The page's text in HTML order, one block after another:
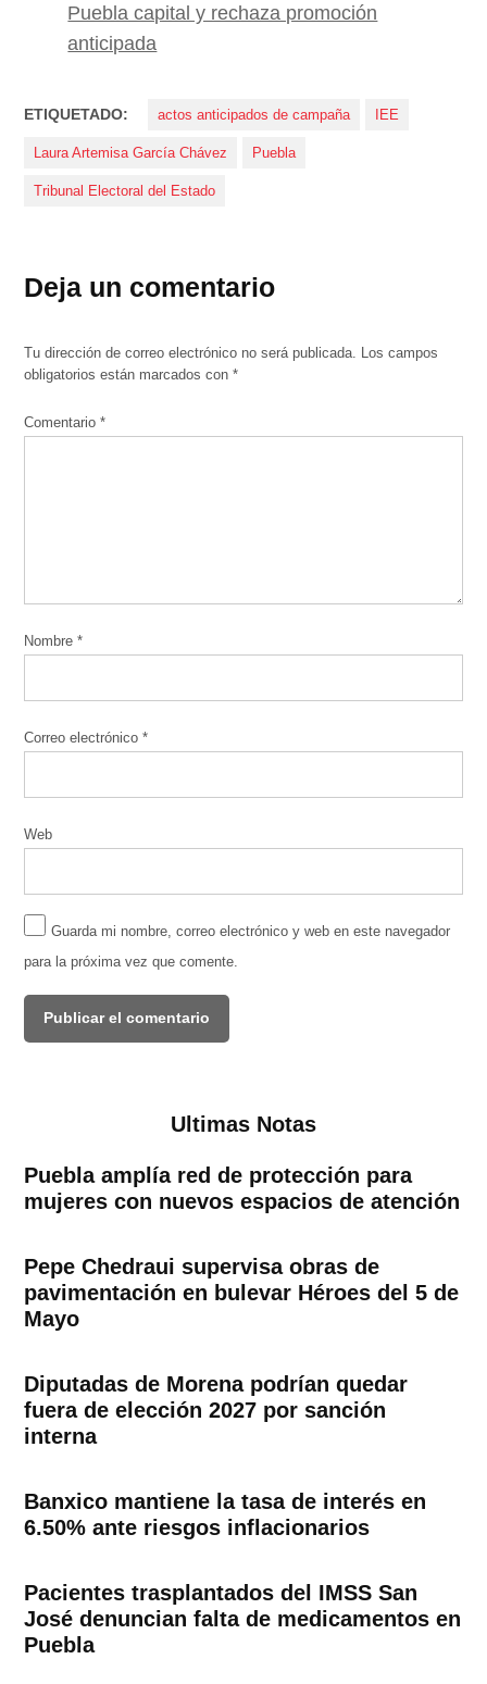
Puebla capital y rechaza promoción
anticipada
ETIQUETADO: actos anticipados de campaña IEE
Laura Artemisa García Chávez Puebla
Tribunal Electoral del Estado
Deja un comentario
Tu dirección de correo electrónico no será publicada. Los campos
obligatorios están marcados con*
Comentario*
Nombre*
Correo electrónico*
Web
Guarda mi nombre, correo electrónico y web en este navegador
para la próxima vez que comente.
Ultimas Notas
Puebla amplía red de protección para
mujeres con nuevos espacios de atención
Pepe Chedraui supervisa obras de
pavimentación en bulevar Héroes del 5 de
Mayo
Diputadas de Morena podrían quedar
fuera de elección 2027 por sanción
interna
Banxico mantiene la tasa de interés en
6.50% ante riesgos inflacionarios
Pacientes trasplantados del IMSS San
José denuncian falta de medicamentos en
Puebla